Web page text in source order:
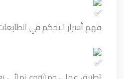
فهم أسرار التحكم في الطابعات